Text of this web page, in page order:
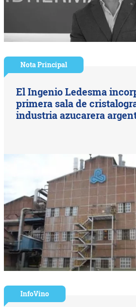
Nota Principal
El Ingenio Ledesma
primera sala de
industria azucarera
InfoVino